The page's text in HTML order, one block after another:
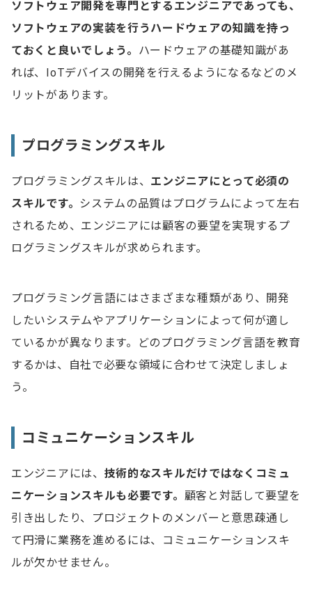
ソフトウェア開発を専門とするエンジニアであっても、
ソフトウェアの実装を行うハードウェアの知識を持っ
ておくと良いでしょう。 ハードウェアの基礎知識があ
れば、IoTデバイスの開発を行えるようになるなどのメ
リットがあります。
プログラミングスキル
プログラミングスキルは、 エンジニアにとって必須の
スキルです。 システムの品質はプログラムによって左右
されるため、エンジニアには顧客の要望を実現するプ
ログラミングスキルが求められます。
プログラミング言語にはさまざまな種類があり、開発
したいシステムやアプリケーションによって何が適し
ているかが異なります。どのプログラミング言語を教育
するかは、自社で必要な領域に合わせて決定しましょ
う。
コミュニケーションスキル
エンジニアには、 技術的なスキルだけではなくコミュ
ニケーションスキルも必要です。 顧客と対話して要望を
引き出したり、プロジェクトのメンバーと意思疎通し
て円滑に業務を進めるには、コミュニケーションスキ
ルが欠かせません。